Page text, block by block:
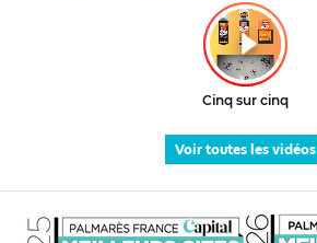
Voir toutes les vidéos